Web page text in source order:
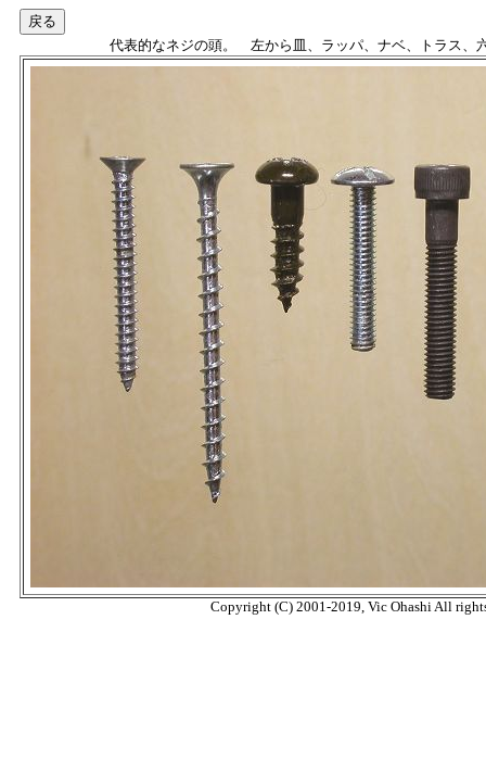
代表的なネジの頭。 左から皿、ラッパ、ナベ、トラス、
Copyright (C) 2001-2019, Vic Ohashi All